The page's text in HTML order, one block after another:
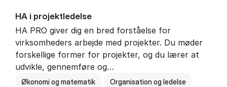
HA i pro­jekt­le­del­se
HA PRO giver dig en bred forståelse for
virksomheders arbejde med projekter. Du møder
forskellige former for projekter, og du lærer at
udvikle, gennemføre og…
Økonomi og matematik Organisation og ledelse